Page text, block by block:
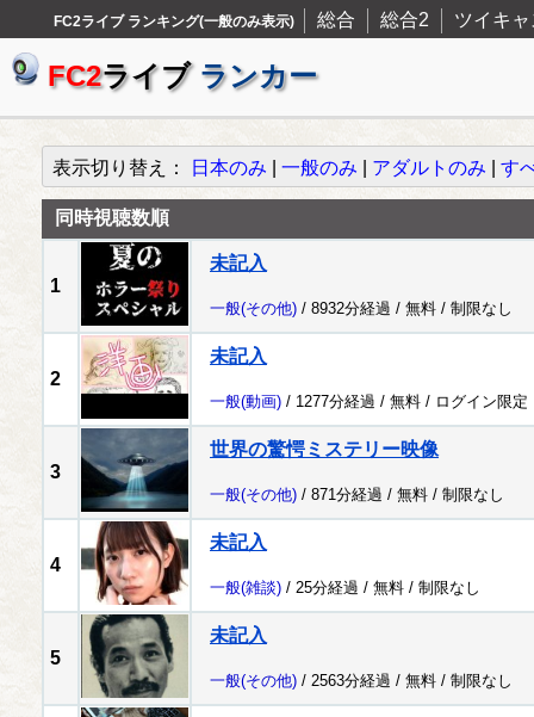
FC2ライブ ランキング(一般のみ表示) 総合 総合2 ツイキャ
FC2ライブ ランカー
表示切り替え： 日本のみ 一般のみ アダルトのみ す
同時視聴数順
1
未記入
一般(その他) / 8932分経過 / 無料 / 制限なし
2
未記入
一般(動画) / 1277分経過 / 無料 / ログイン限定
3
世界の驚愕ミステリー映像
一般(その他) / 871分経過 / 無料 / 制限なし
4
未記入
一般(雑談) / 25分経過 / 無料 / 制限なし
5
未記入
一般(その他) / 2563分経過 / 無料 / 制限なし